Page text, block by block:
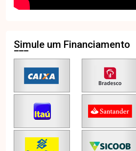
Simule um Financiamento